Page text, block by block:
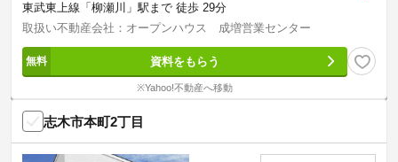
東武東上線「柳瀬川」駅まで 徒歩 29分
取扱い不動産会社：オープンハウス 成増営業センター
資料をもらう
※Yahoo!不動産へ移動
志木市本町2丁目